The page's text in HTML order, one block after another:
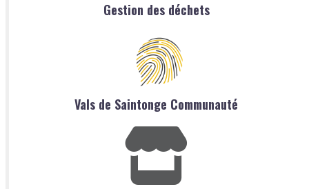
Gestion des déchets
Vals de Saintonge Communauté